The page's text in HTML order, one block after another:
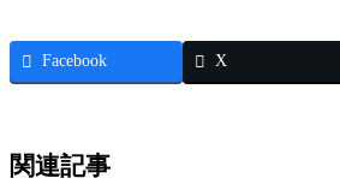
Facebook X
関連記事